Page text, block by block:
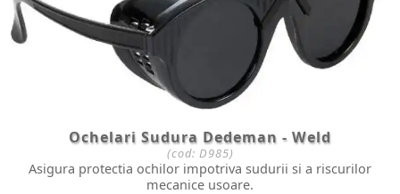
Ochelari Sudura Dedeman - Weld
(cod: D985)
Asigura protectia ochilor impotriva sudurii si a riscurilor
mecanice usoare.